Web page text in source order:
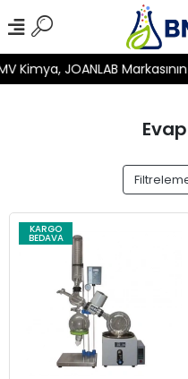
Kimya, JOANLAB
KARGO
BEDAVA